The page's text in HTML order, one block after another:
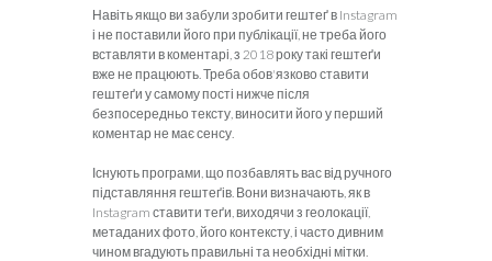
Навіть якщо ви забули зробити гештеґ в Instagram
і не поста­вили його при публікації, не треба його
вставляти в коментарі, з 2018 року такі гештеґи
вже не працюють. Треба обов'язково ставити
гештеґи у самому пості нижче після
безпосередньо тексту, виносити його у перший
коментар не має сенсу.
Існують програми, що позбавлять вас від ручного
підставляння гештеґів. Вони визначають, як в
Instagram ставити теґи, виходячи з геолокації,
метаданих фото, його контексту, і часто дивним
чином вгадують правильні та необхідні мітки.